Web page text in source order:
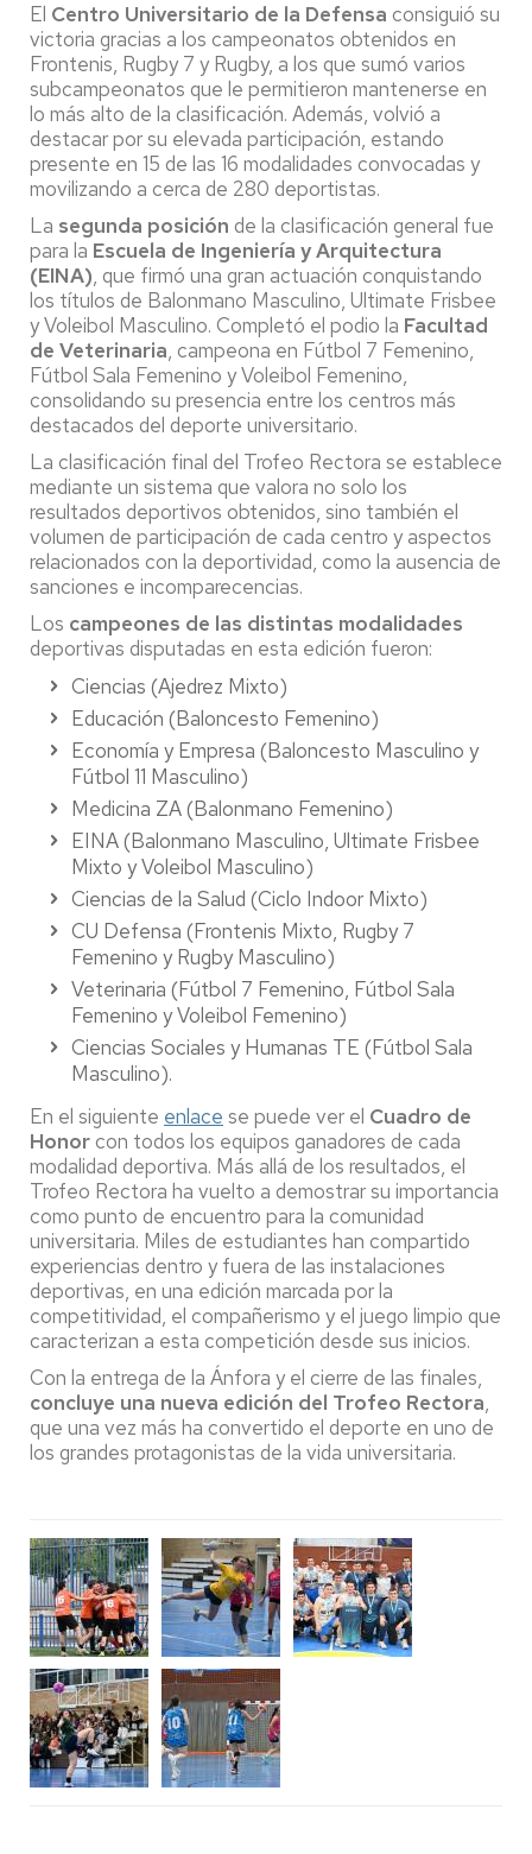
El Centro Universitario de la Defensa consiguió su
victoria gracias a los campeonatos obtenidos en
Frontenis, Rugby 7 y Rugby, a los que sumó varios
subcampeonatos que le permitieron mantenerse en
lo más alto de la clasificación. Además, volvió a
destacar por su elevada participación, estando
presente en 15 de las 16 modalidades convocadas y
movilizando a cerca de 280 deportistas.
La segunda posición de la clasificación general fue
para la Escuela de Ingeniería y Arquitectura
(EINA), que firmó una gran actuación conquistando
los títulos de Balonmano Masculino, Ultimate Frisbee
y Voleibol Masculino. Completó el podio la Facultad
de Veterinaria, campeona en Fútbol 7 Femenino,
Fútbol Sala Femenino y Voleibol Femenino,
consolidando su presencia entre los centros más
destacados del deporte universitario.
La clasificación final del Trofeo Rectora se establece
mediante un sistema que valora no solo los
resultados deportivos obtenidos, sino también el
volumen de participación de cada centro y aspectos
relacionados con la deportividad, como la ausencia de
sanciones e incomparecencias.
Los campeones de las distintas modalidades
deportivas disputadas en esta edición fueron:
Ciencias (Ajedrez Mixto)
Educación (Baloncesto Femenino)
Economía y Empresa (Baloncesto Masculino y
Fútbol 11 Masculino)
Medicina ZA (Balonmano Femenino)
EINA (Balonmano Masculino, Ultimate Frisbee
Mixto y Voleibol Masculino)
Ciencias de la Salud (Ciclo Indoor Mixto)
CU Defensa (Frontenis Mixto, Rugby 7
Femenino y Rugby Masculino)
Veterinaria (Fútbol 7 Femenino, Fútbol Sala
Femenino y Voleibol Femenino)
Ciencias Sociales y Humanas TE (Fútbol Sala
Masculino).
En el siguiente enlace se puede ver el Cuadro de
Honorcon todos los equipos ganadores de cada
modalidad deportiva. Más allá de los resultados, el
Trofeo Rectora ha vuelto a demostrar su importancia
como punto de encuentro para la comunidad
universitaria. Miles de estudiantes han compartido
experiencias dentro y fuera de las instalaciones
deportivas, en una edición marcada por la
competitividad, el compañerismo y el juego limpio que
caracterizan a esta competición desde sus inicios.
Con la entrega de la Ánfora y el cierre de las finales,
concluye una nueva edición del Trofeo Rectora,
que una vez más ha convertido el deporte en uno de
los grandes protagonistas de la vida universitaria.